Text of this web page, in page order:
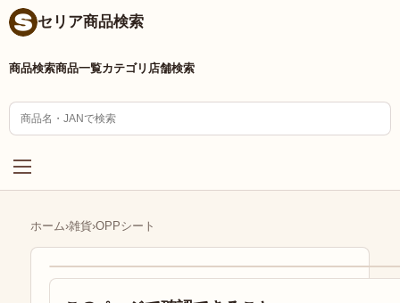
セリア商品検索
商品検索商品一覧カテゴリ 店舗検索
ホーム›雑貨›OPPシート